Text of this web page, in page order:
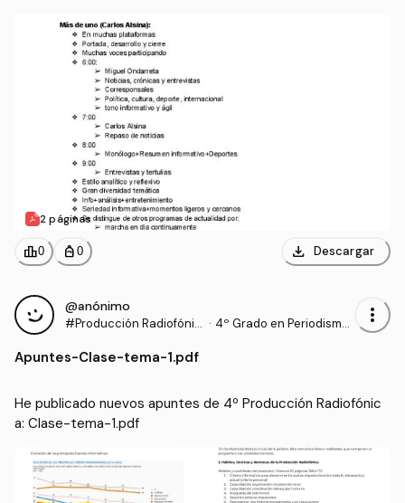
2 páginas
leaderboard0 personal_bag 0 download Descargar
@anónimo
#Producción Radiofónic · 4º Grado en Periodismo
more_vert
Apuntes-Clase-tema-1.pdf
He publicado nuevos apuntes de 4º Producción Radiofónic
a: Clase-tema-1.pdf